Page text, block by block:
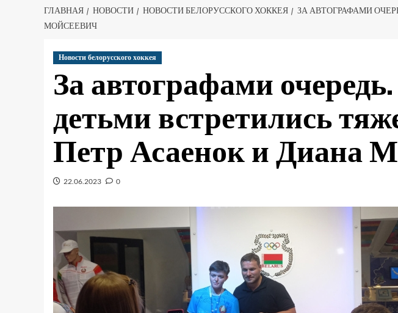
ГЛАВНАЯ НОВОСТИ НОВОСТИ БЕЛОРУССКОГО ХОККЕЯ
ЗА АВТОГРАФАМИ
МОЙСЕЕВИЧ
Новости белорусского хоккея
За автографами
детьми встретились
Петр Асаенок и Диана
22.06.2023 0